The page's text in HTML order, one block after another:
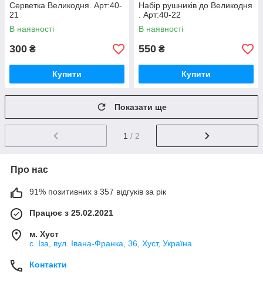
Серветка Великодня. Арт:40-
21
В наявності
300 ₴
Купити
Набір рушників до Великодня
. Арт:40-22
В наявності
550 ₴
Купити
Показати ще
1 / 2
Про нас
91% позитивних з 357 відгуків за рік
Працює з 25.02.2021
м. Хуст
с. Іза, вул. Івана-Франка, 36, Хуст, Україна
Контакти